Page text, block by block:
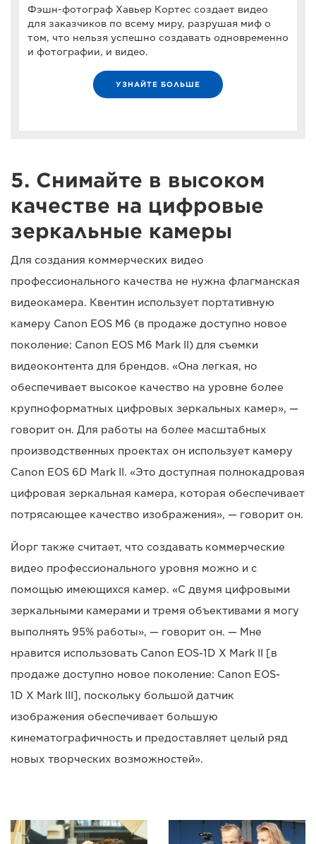
Фэшн-фотограф Хавьер Кортес создает видео
для заказчиков по всему миру, разрушая миф о
том, что нельзя успешно создавать одновременно
и фотографии, и видео.
УЗНАЙТЕ БОЛЬШЕ
5. Снимайте в высоком
качестве на цифровые
зеркальные камеры
Для создания коммерческих видео
профессионального качества не нужна флагманская
видеокамера. Квентин использует портативную
камеру Canon EOS M6 (в продаже доступно новое
поколение: Canon EOS M6 Mark II) для съемки
видеоконтента для брендов. «Она легкая, но
обеспечивает высокое качество на уровне более
крупноформатных цифровых зеркальных камер», —
говорит он. Для работы на более масштабных
производственных проектах он использует камеру
Canon EOS 6D Mark II. «Это доступная полнокадровая
цифровая зеркальная камера, которая обеспечивает
потрясающее качество изображения», — говорит он.
Йорг также считает, что создавать коммерческие
видео профессионального уровня можно и с
помощью имеющихся камер. «С двумя цифровыми
зеркальными камерами и тремя объективами я могу
выполнять 95% работы», — говорит он. — Мне
нравится использовать Canon EOS-1D X Mark II [в
продаже доступно новое поколение: Canon EOS-
1D X Mark III], поскольку большой датчик
изображения обеспечивает большую
кинематографичность и предоставляет целый ряд
новых творческих возможностей».